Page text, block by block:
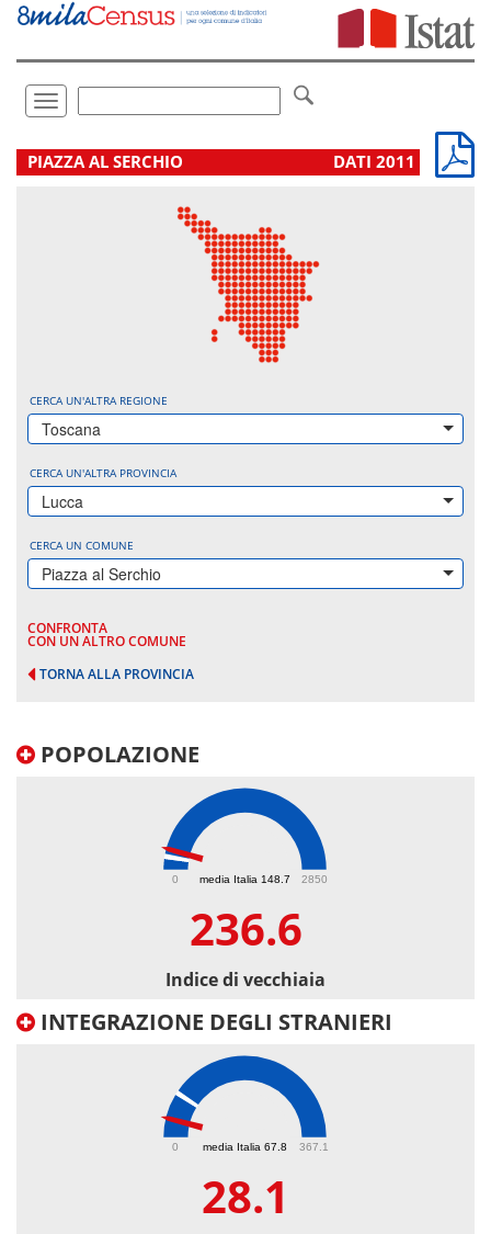
Vai
direttamente
Toggle
navigation
.
PIAZZA AL SERCHIO DATI 2011
CERCA UN'ALTRA REGIONE
Toscana
CERCA UN'ALTRA PROVINCIA
Lucca
CERCA UN COMUNE
Piazza al Serchio
CONFRONTA
CON UN ALTRO COMUNE
TORNA ALLA PROVINCIA
POPOLAZIONE
media Italia 148.7
0 2850
236.6
Indice di vecchiaia
INTEGRAZIONE DEGLI STRANIERI
media Italia 67.8
0 367.1
28.1